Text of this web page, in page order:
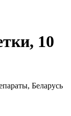
10
Беларусь